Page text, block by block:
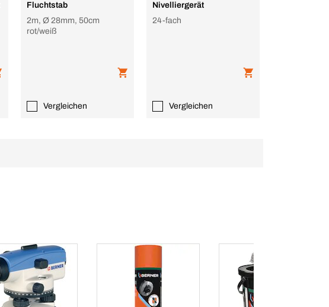
Fluchtstab
2m, Ø 28mm, 50cm
rot/weiß
Vergleichen
Nivelliergerät
24-fach
Vergleichen